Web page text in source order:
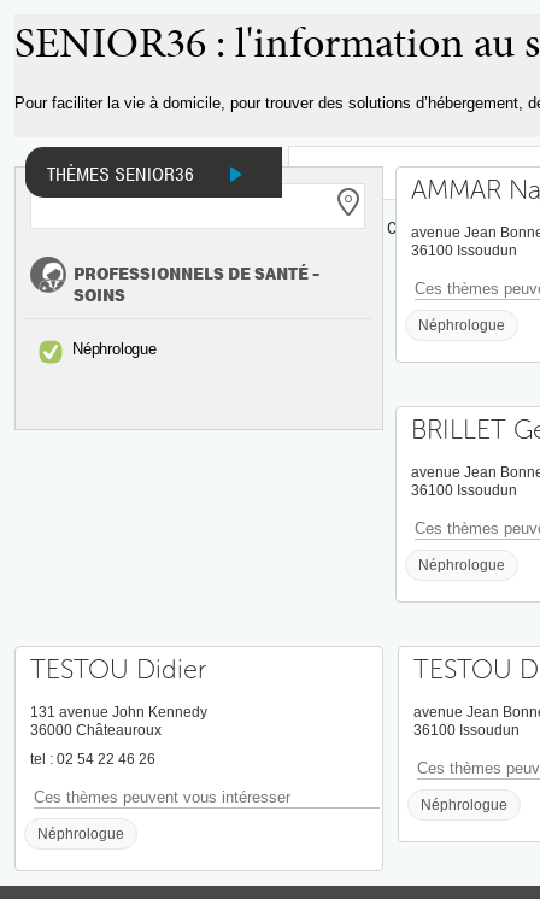
contenu
principal
SENIOR36 : l'information au
Pour faciliter la vie à domicile, pour trouver des solutions d’hébergement,
THÈMES SENIOR36
INFOS ET DOCUMENTS ADRESSES
CARTE
PROFESSIONNELS DE SANTÉ -
SOINS
Néphrologue
AMMAR
avenue Jean
36100 Issoudun
Ces thèmes
Néphrologue
BRILLET
avenue Jean
36100 Issoudun
Ces thèmes
Néphrologue
TESTOU Didier
131 avenue John Kennedy
36000 Châteauroux
tel : 02 54 22 46 26
Ces thèmes peuvent vous intéresser
Néphrologue
TESTOU
avenue Jean
36100 Issoudun
Ces thèmes
Néphrologue